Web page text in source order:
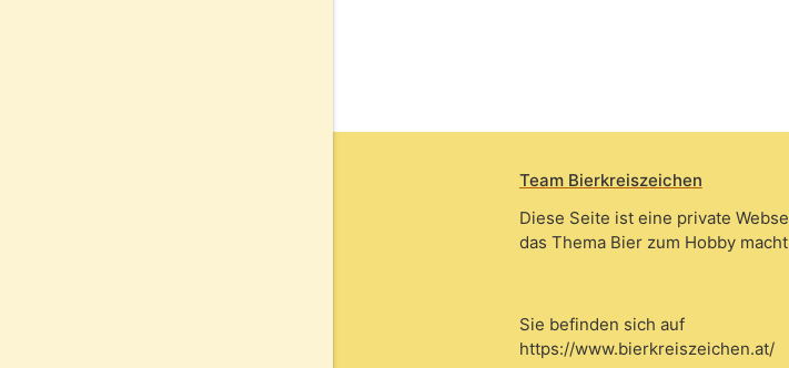
Team Bierkreiszeichen
Diese Seite ist eine private
das Thema Bier zum Hobby
Sie befinden sich auf
https://www.bierkreiszeichen.at/